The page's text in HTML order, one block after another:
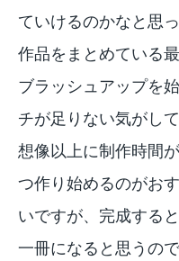
ていけるのかなと思っ
作品をまとめている
ブラッシュアップを
チが足りない気がし
想像以上に制作時間
つ作り始めるのがお
いですが、完成する
一冊になると思うの